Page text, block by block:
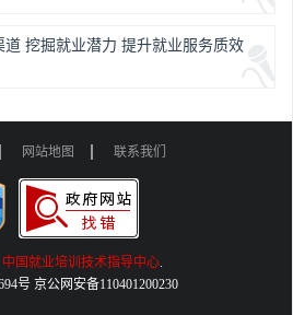
挖掘就业潜力 提升就业服务质效
网站地图 联系我们
中国就业培训技术指导中心.
号 京公网安备110401200230